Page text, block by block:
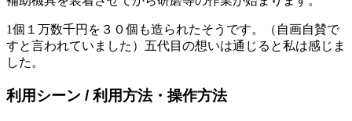
1個１万数千円を３０個も造られたそうです。（自画自賛で
すと言われていました）五代目の想いは通じると私は感じま
した。
利用シーン / 利用方法・操作方法